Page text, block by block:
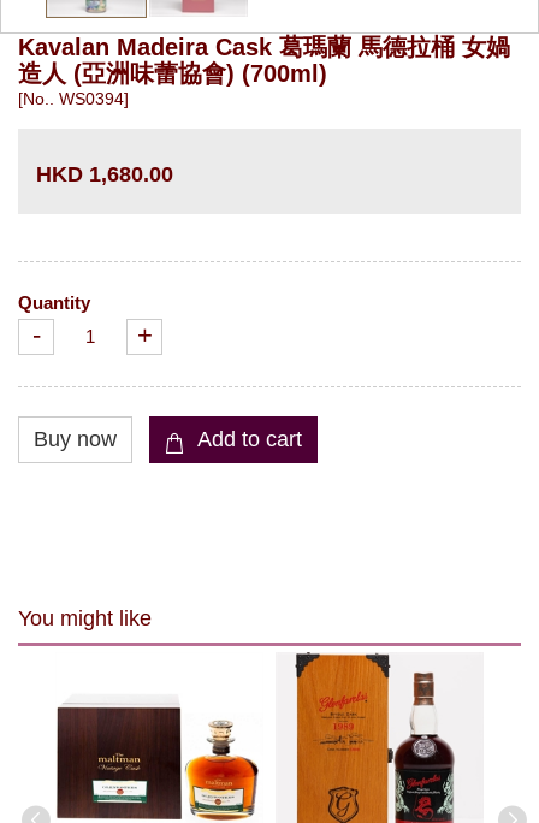
Kavalan Madeira Cask 葛瑪蘭 馬德拉桶 女媧
造人 (亞洲味蕾協會) (700ml)
[No.. WS0394]
HKD 1,680.00
Quantity
- +
You might like